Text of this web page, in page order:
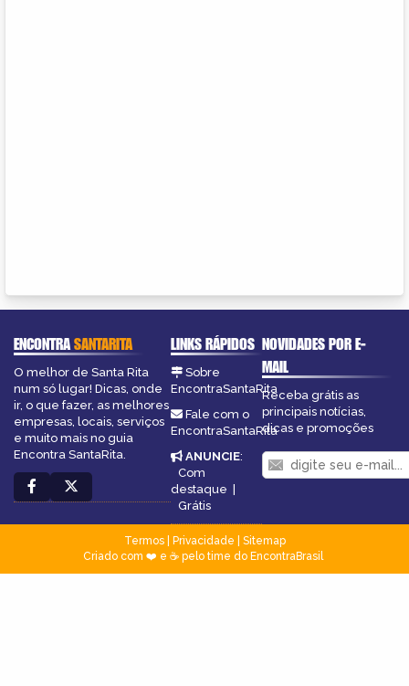
ENCONTRASANTARITA
O melhor de Santa Rita
num só lugar! Dicas, onde
ir, o que fazer, as melhores
empresas, locais, serviços
e muito mais no guia
Encontra SantaRita.
LINKS RÁPIDOS
Sobre
EncontraSantaRita
Fale com o
EncontraSantaRita
ANUNCIE:
Com
destaque
Grátis
NOVIDADES POR E-
MAIL
Receba grátis as
principais notícias,
dicas e promoções
Termos| Privacidade
Sitemap
Criado com ❤️ e ☕ pelo time do EncontraBrasil